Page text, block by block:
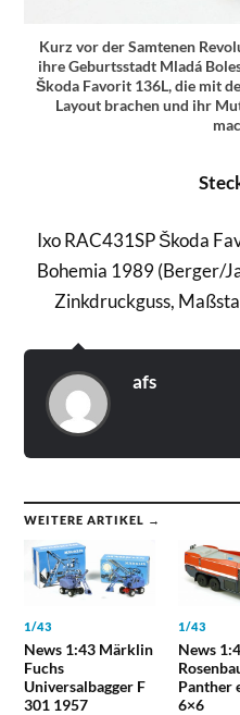
Kurz vor der Samtenen
ihre Geburtsstadt Mladá
Škoda Favorit 136L, die mit
Layout brachen und ihr
Ixo RAC431SP Škoda
Bohemia 1989 (Berger/
Zinkdruckguss,
afs
WEITERE ARTIKEL →
1/43
News 1:43 Märklin
Fuchs
Universalbagger F
301 1957
1/43
News
Panther
6×6